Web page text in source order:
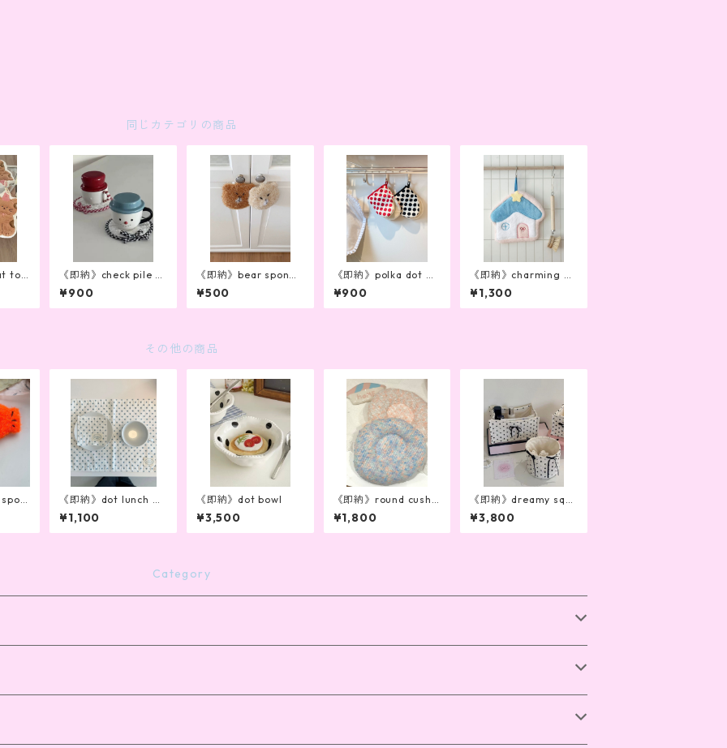
同じカテゴリの商品
tow
《即納》check pile co
aster(2color)
¥900
《即納》bear sponge
(brown)
¥500
《即納》polka dot mi
tten (2color)
¥900
《即納》charming ho
use towel
¥1,300
その他の商品
《即納》dot lunch m
at
¥1,100
《即納》dot bowl
¥3,500
《即納》round cushi
on coaster(2color)
¥1,800
《即納》dreamy squ
are box (3colors)
¥3,800
Category